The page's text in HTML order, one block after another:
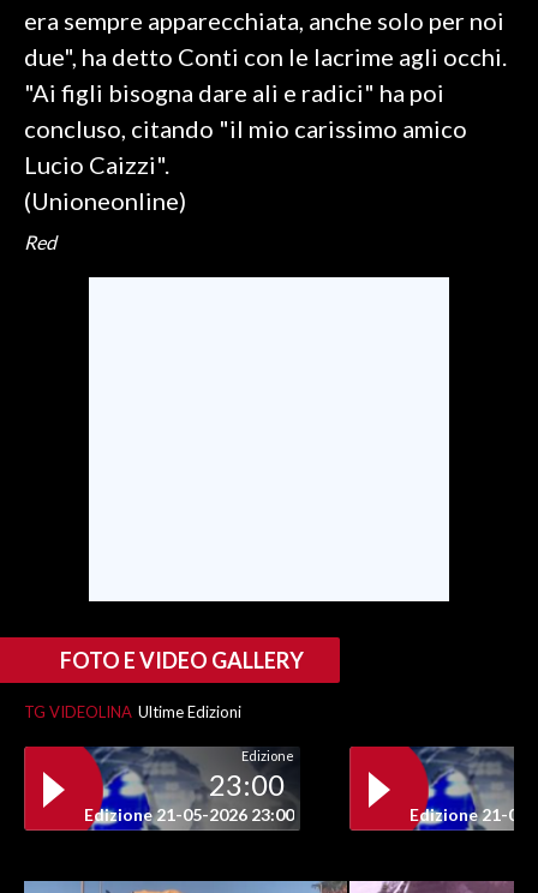
SALUTE
SARDEGNA TURISMO
NECROLOGI
PUBBLICITÀ
SPIAGGE
STORE
era sempre apparecchiata, anche solo per noi
due", ha detto Conti con le lacrime agli occhi.
"Ai figli bisogna dare ali e radici" ha poi
concluso, citando "il mio carissimo amico
Lucio Caizzi".
(Unioneonline)
Red
FOTO E VIDEO GALLERY
TG VIDEOLINA Ultime Edizioni
Edizione
23:00
Edizione 21-05-2026 23:00 Edizione 21-05-